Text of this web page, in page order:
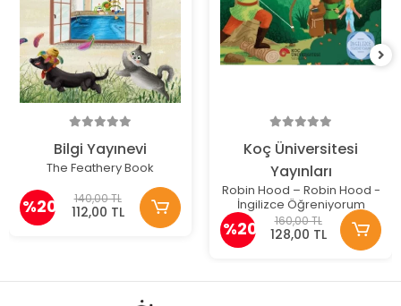
Bilgi Yayınevi
The Feathery Book
%20 140,00 TL
112,00 TL
Koç Üniversitesi
Yayınları
Robin Hood – Robin Hood -
İngilizce Öğreniyorum
%20 160,00 TL
128,00 TL